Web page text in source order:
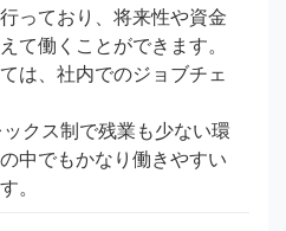
っており、将来性や資金
て働くことができます。
は、社内でのジョブチェ
クス制で残業も少ない環
中でもかなり働きやすい
。